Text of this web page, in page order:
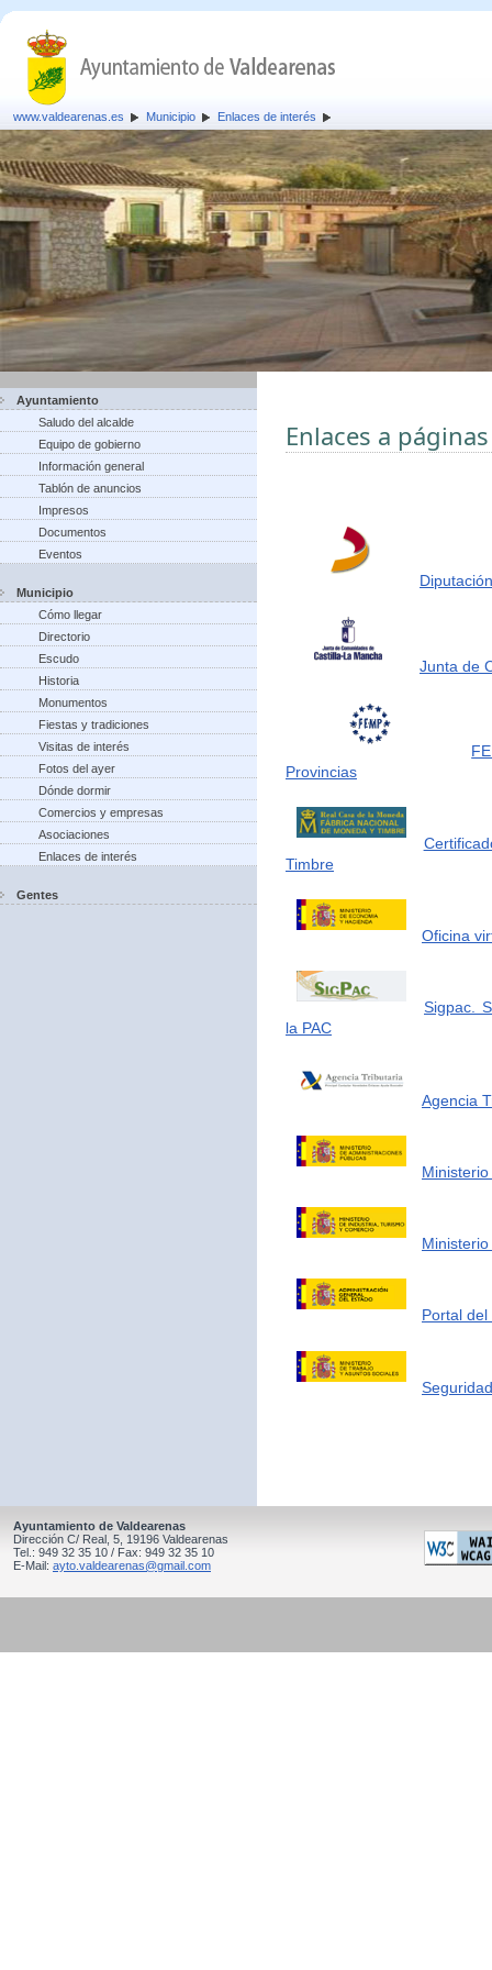
www.valdearenas.es Municipio Enlaces de interés
Ayuntamiento
Saludo del alcalde
Equipo de gobierno
Información general
Tablón de anuncios
Impresos
Documentos
Eventos
Municipio
Cómo llegar
Directorio
Escudo
Historia
Monumentos
Fiestas y tradiciones
Visitas de interés
Fotos del ayer
Dónde dormir
Comercios y empresas
Asociaciones
Enlaces de interés
Gentes
Enlaces a
Junta de
Provincias
Timbre
Oficina
Sigpac.
la PAC
Agencia
Portal
Ayuntamiento de Valdearenas
Dirección C/ Real, 5, 19196 Valdearenas
Tel.: 949 32 35 10 / Fax: 949 32 35 10
E-Mail: ayto.valdearenas@gmail.com